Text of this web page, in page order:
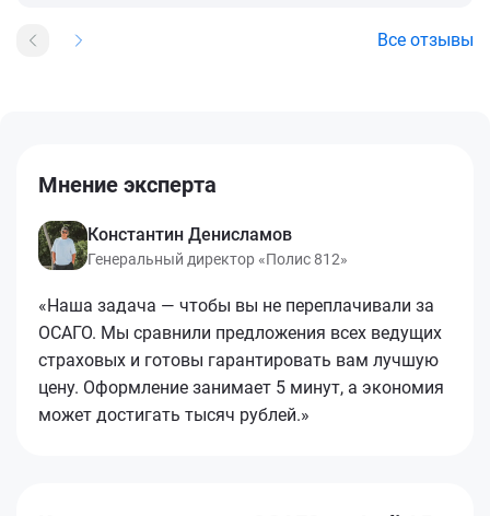
Все отзывы
Мнение эксперта
Константин Денисламов
Генеральный директор «Полис 812»
«Наша задача — чтобы вы не переплачивали за
ОСАГО. Мы сравнили предложения всех ведущих
страховых и готовы гарантировать вам лучшую
цену. Оформление занимает 5 минут, а экономия
может достигать тысяч рублей.»